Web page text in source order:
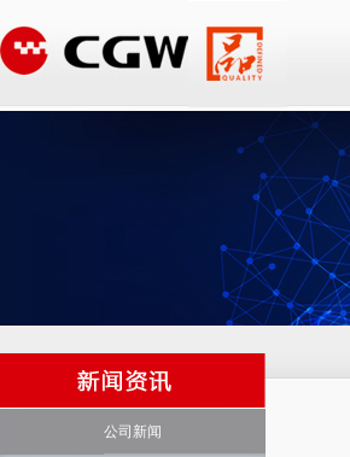
公司新闻